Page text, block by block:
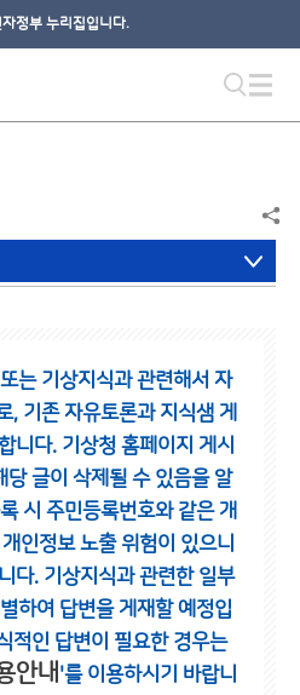
정부 누리집입니다.
는 기상지식과 관련해서 자
, 기존 자유토론과 지식샘 게
니다. 기상청 홈페이지 게시
당 글이 삭제될 수 있음을 알
시 주민등록번호와 같은 개
인정보 노출 위험이 있으니
다. 기상지식과 관련한 일부
하여 답변을 게재할 예정입
적인 답변이 필요한 경우는
안내 '를 이용하시기 바랍니